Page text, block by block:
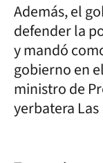
Además, el
defender la
y mandó
gobierno en
ministro de
yerbatera Las